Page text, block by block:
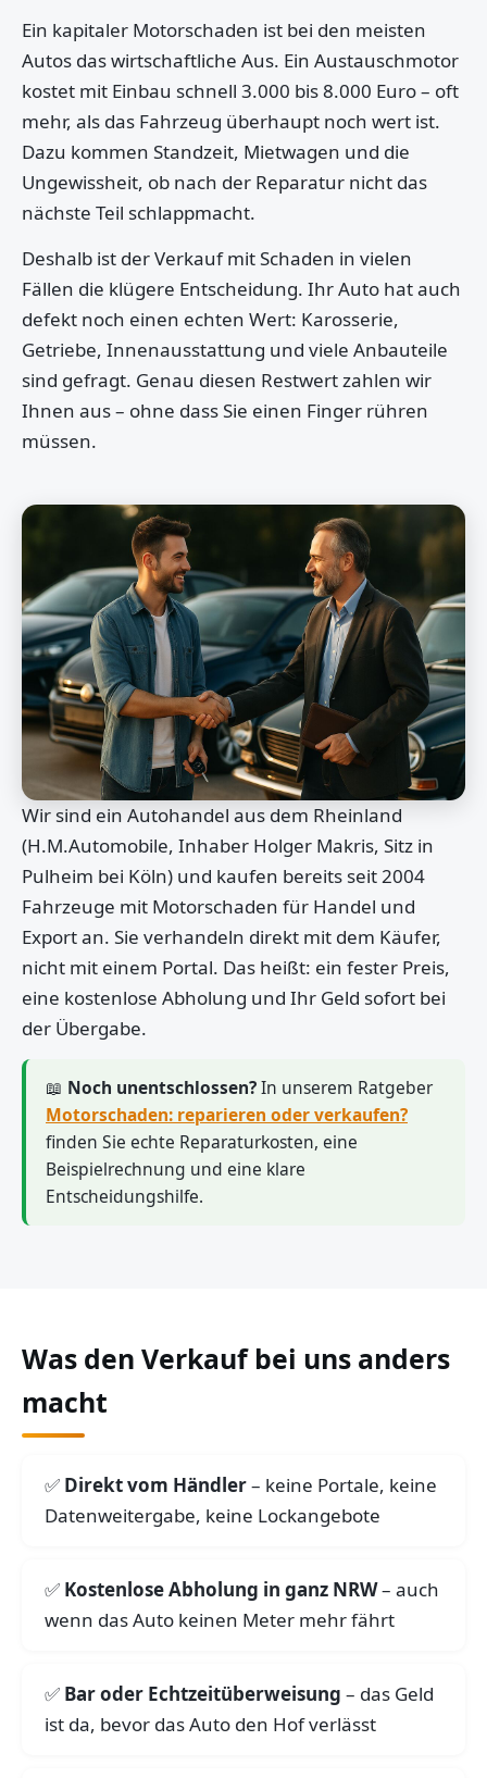
Ein kapitaler Motorschaden ist bei den meisten
Autos das wirtschaftliche Aus. Ein Austauschmotor
kostet mit Einbau schnell 3.000 bis 8.000 Euro – oft
mehr, als das Fahrzeug überhaupt noch wert ist.
Dazu kommen Standzeit, Mietwagen und die
Ungewissheit, ob nach der Reparatur nicht das
nächste Teil schlappmacht.
Deshalb ist der Verkauf mit Schaden in vielen
Fällen die klügere Entscheidung. Ihr Auto hat auch
defekt noch einen echten Wert: Karosserie,
Getriebe, Innenausstattung und viele Anbauteile
sind gefragt. Genau diesen Restwert zahlen wir
Ihnen aus – ohne dass Sie einen Finger rühren
müssen.
Wir sind ein Autohandel aus dem Rheinland
(H.M.Automobile, Inhaber Holger Makris, Sitz in
Pulheim bei Köln) und kaufen bereits seit 2004
Fahrzeuge mit Motorschaden für Handel und
Export an. Sie verhandeln direkt mit dem Käufer,
nicht mit einem Portal. Das heißt: ein fester Preis,
eine kostenlose Abholung und Ihr Geld sofort bei
der Übergabe.
📖 Noch unentschlossen?In unserem Ratgeber
Motorschaden: reparieren oder verkaufen?
finden Sie echte Reparaturkosten, eine
Beispielrechnung und eine klare
Entscheidungshilfe.
Was den Verkauf bei uns anders
macht
Direkt vom Händler– keine Portale, keine
Datenweitergabe, keine Lockangebote
Kostenlose Abholung in ganz NRW– auch
wenn das Auto keinen Meter mehr fährt
Bar oder Echtzeitüberweisung – das Geld
ist da, bevor das Auto den Hof verlässt